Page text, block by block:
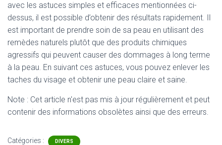
avec les astuces simples et efficaces mentionnées ci-
dessus, il est possible d’obtenir des résultats rapidement. Il
est important de prendre soin de sa peau en utilisant des
remèdes naturels plutôt que des produits chimiques
agressifs qui peuvent causer des dommages à long terme
à la peau. En suivant ces astuces, vous pouvez enlever les
taches du visage et obtenir une peau claire et saine.
Note : Cet article n'est pas mis à jour régulièrement et peut
contenir des informations obsolètes ainsi que des erreurs.
Catégories : DIVERS